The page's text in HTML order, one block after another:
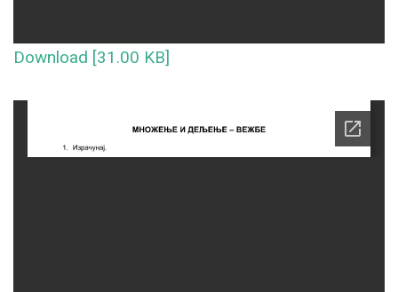
Download [31.00 KB]